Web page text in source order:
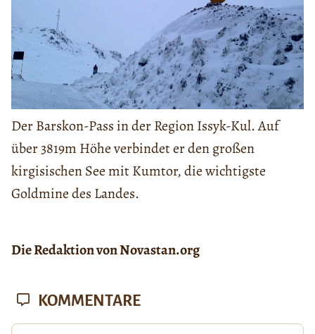
Der Barskon-Pass in der Region Issyk-Kul. Auf
über 3819m Höhe verbindet er den großen
kirgisischen See mit Kumtor, die wichtigste
Goldmine des Landes.
Die Redaktion von Novastan.org
KOMMENTARE